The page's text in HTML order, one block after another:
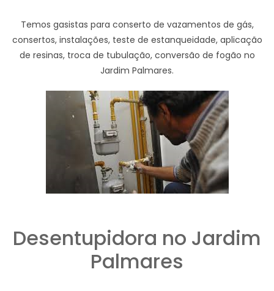
Temos gasistas para conserto de vazamentos de gás,
consertos, instalações, teste de estanqueidade, aplicação
de resinas, troca de tubulação, conversão de fogão no
Jardim Palmares.
Desentupidora no Jardim
Palmares